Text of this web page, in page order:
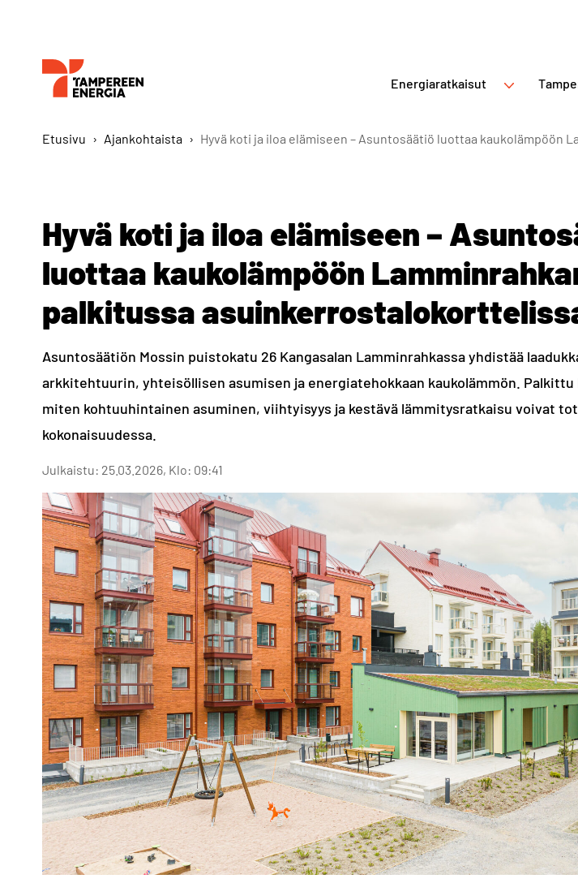
Energiaratkaisut
Etusivu › Ajankohtaista › Hyvä koti ja iloa elämiseen – Asuntosäätiö luottaa
Hyvä koti ja iloa elämiseen –
luottaa kaukolämpöön
palkitussa
Asuntosäätiön Mossin puistokatu 26 Kangasalan Lamminrahkassa yhdistää
arkkitehtuurin, yhteisöllisen asumisen ja energiatehokkaan kaukolämmön. Palkittu
miten kohtuuhintainen asuminen, viihtyisyys ja kestävä lämmitysratkaisu voivat
kokonaisuudessa.
Julkaistu: 25.03.2026, Klo: 09:41